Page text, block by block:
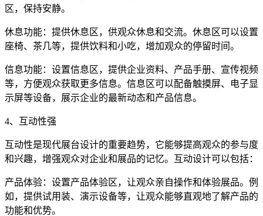
区，保持安静。
休息功能：提供休息区，供观众休息和交流。休息区可以设置
座椅、茶几等，提供饮料和小吃，增加观众的停留时间。
信息功能：设置信息区，提供企业资料、产品手册、宣传视频
等，方便观众获取更多信息。信息区可以配备触摸屏、电子显
示屏等设备，展示企业的最新动态和产品信息。
4、互动性强
互动性是现代展台设计的重要趋势，它能够提高观众的参与度
和兴趣，增强观众对企业和展品的记忆。互动设计可以包括：
产品体验：设置产品体验区，让观众亲自操作和体验展品。例
如，提供试用装、演示设备等，让观众能够直观地了解产品的
功能和优势。